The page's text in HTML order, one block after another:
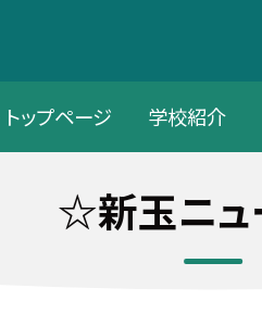
トップページ 学校紹介
☆新玉ニ